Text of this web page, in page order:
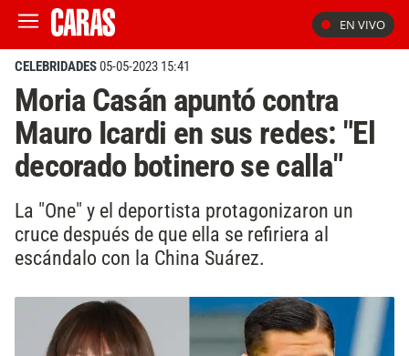
EN VIVO
CELEBRIDADES05-05-2023 15:41
Moria Casán apuntó contra
Mauro Icardi en sus redes: "El
decorado botinero se calla"
La "One" y el deportista protagonizaron un
cruce después de que ella se refiriera al
escándalo con la China Suárez.